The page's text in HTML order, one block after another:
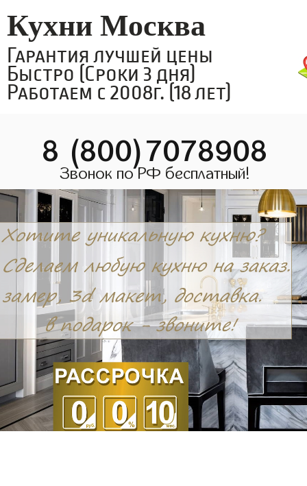
Кухни Москва
Гарантия лучшей цены
Быстро (Сроки 3 дня)
Работаем с 2008г. (18 лет)
8 (800)7078908
Звонок по РФ бесплатный!